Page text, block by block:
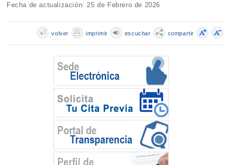
Fecha de actualización: 25 de Febrero de 2026
compartir
escuchar
imprimir
volver